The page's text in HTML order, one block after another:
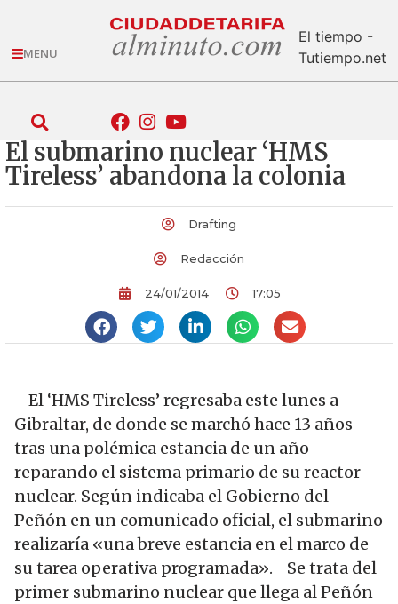
MENU
El tiempo -
Tutiempo.net
El submarino nuclear ‘HMS
Tireless’ abandona la colonia
Drafting
Redacción
24/01/2014 17:05
El ‘HMS Tireless’ regresaba este lunes a
Gibraltar, de donde se marchó hace 13 años
tras una polémica estancia de un año
reparando el sistema primario de su reactor
nuclear. Según indicaba el Gobierno del
Peñón en un comunicado oficial, el submarino
realizaría «una breve estancia en el marco de
su tarea operativa programada». Se trata del
primer submarino nuclear que llega al Peñón